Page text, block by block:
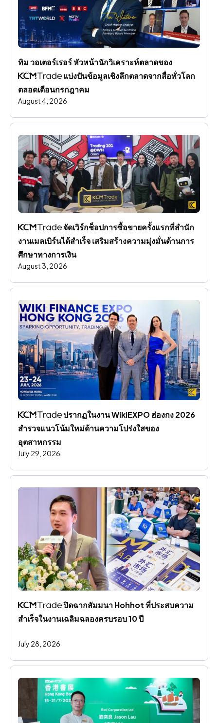
แบ่งปันข้อมูลเชิงลึกตลาดจากสื่อทั่วโลก
ตลอดเดือนกรกฎาคม
August 4, 2026
จัดเวิร์กช็อปการซื้อขายครั้งแรกที่สํานัก
งานเมลเบิร์นได้สําเร็จ เสริมสร้างความมุ่งมั่นด้านการ
ศึกษาทางการเงิน
August 3, 2026
ปรากฏในงาน WikiEXPO ฮ่องกง 2026
สํารวจแนวโน้มใหม่ด้านความโปร่งใสของ
อุตสาหกรรม
July 29, 2026
ปิดฉากสัมมนา Hohhot ที่ประสบความ
สําเร็จในงานเฉลิมฉลองครบรอบ 10 ปี
July 28, 2026